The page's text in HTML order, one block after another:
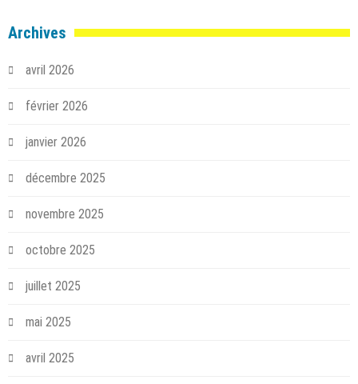
Archives
avril 2026
février 2026
janvier 2026
décembre 2025
novembre 2025
octobre 2025
juillet 2025
mai 2025
avril 2025